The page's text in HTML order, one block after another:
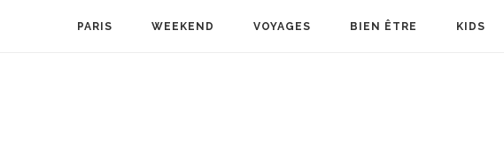
PARIS WEEKEND VOYAGES BIEN ÊTRE KIDS